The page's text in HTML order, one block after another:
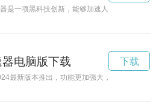
是一项黑科技创新，能够加速人们的上楼速度
电脑版下载
最新版本推出，功能更加强大，性能更加稳定
下载